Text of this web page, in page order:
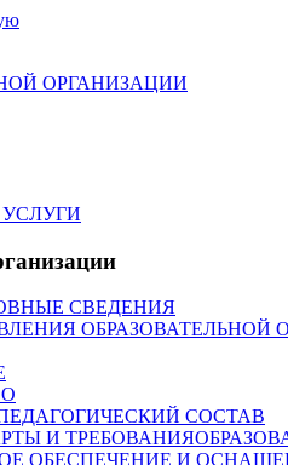
ОРГАНИЗАЦИИ
СВЕДЕНИЯ
СОСТАВ